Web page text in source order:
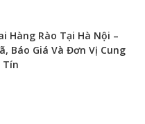
Hàng Rào Tại Hà Nội –
Báo Giá Và Đơn Vị Cung
Tín